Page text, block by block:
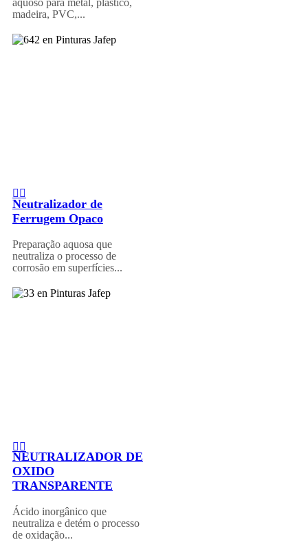
aquoso para metal, plástico,
madeira, PVC,...
Neutralizador de
Ferrugem Opaco
Preparação aquosa que
neutraliza o processo de
corrosão em superfícies...
NEUTRALIZADOR DE
OXIDO
TRANSPARENTE
Ácido inorgânico que
neutraliza e detém o processo
de oxidação...